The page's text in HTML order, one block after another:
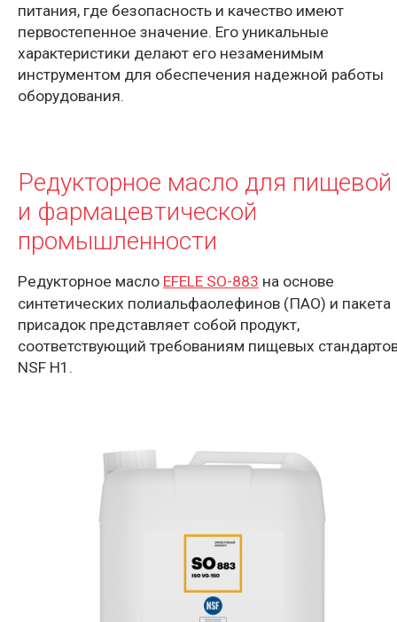
питания, где безопасность и качество имеют
первостепенное значение. Его уникальные
характеристики делают его незаменимым
инструментом для обеспечения надежной работы
оборудования.
Редукторное масло для пищевой
и фармацевтической
промышленности
Редукторное масло EFELE SO-883 на основе
синтетических полиальфаолефинов (ПАО) и пакета
присадок представляет собой продукт,
соответствующий требованиям пищевых
NSF H1.